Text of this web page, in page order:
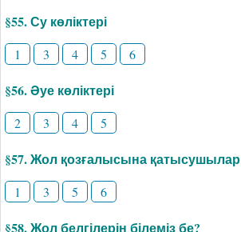
§55. Су көліктері
1 3 4 5 6
§56. Әуе көліктері
2 3 4 5
§57. Жол қозғалысына қатысушылар
1 3 5 6
§58. Жол белгілерін білеміз бе?